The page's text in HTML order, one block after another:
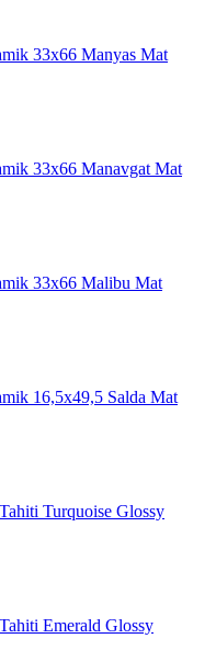
33x66 Manyas Mat
33x66 Manavgat Mat
33x66 Malibu Mat
16,5x49,5 Salda Mat
Turquoise Glossy
Emerald Glossy